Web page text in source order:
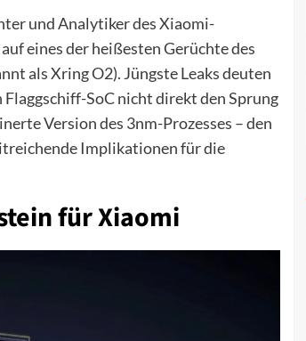
und Analytiker des Xiaomi-
eines der heißesten Gerüchte des
als Xring O2). Jüngste Leaks deuten
SoC nicht direkt den Sprung
Version des 3nm-Prozesses – den
Implikationen für die
für Xiaomi